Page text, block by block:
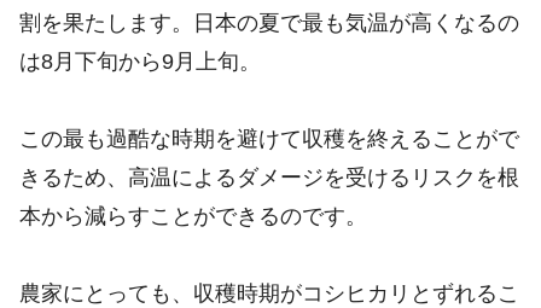
割を果たします。日本の夏で最も気温が高くなるの
は8月下旬から9月上旬。
この最も過酷な時期を避けて収穫を終えることがで
きるため、高温によるダメージを受けるリスクを根
本から減らすことができるのです。
農家にとっても、収穫時期がコシヒカリとずれるこ